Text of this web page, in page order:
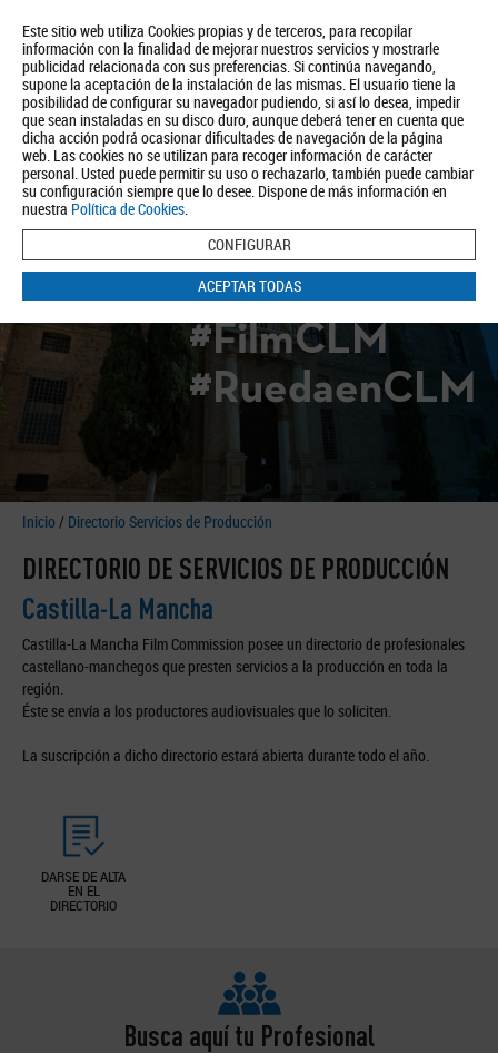
Este sitio web utiliza Cookies propias y de terceros, para recopilar
información con la finalidad de mejorar nuestros servicios y mostrarle
publicidad relacionada con sus preferencias. Si continúa navegando,
supone la aceptación de la instalación de las mismas. El usuario tiene la
posibilidad de configurar su navegador pudiendo, si así lo desea, impedir
que sean instaladas en su disco duro, aunque deberá tener en cuenta que
dicha acción podrá ocasionar dificultades de navegación de la página
web. Las cookies no se utilizan para recoger información de carácter
personal. Usted puede permitir su uso o rechazarlo, también puede cambiar
su configuración siempre que lo desee. Dispone de más información en
nuestra Política de Cookies.
CONFIGURAR
ACEPTAR TODAS
Quiénes somos Turismo Política de Privacidad Aviso Legal
Política de Cookies
BUSCAR
#FilmCLM
#RuedaenCLM
Inicio / Directorio Servicios de Producción
DIRECTORIO DE SERVICIOS DE PRODUCCIÓN
Castilla-La Mancha
Castilla-La Mancha Film Commission posee un directorio de profesionales
castellano-manchegos que presten servicios a la producción en toda la
región.
Éste se envía a los productores audiovisuales que lo soliciten.
La suscripción a dicho directorio estará abierta durante todo el año.
DARSE DE ALTA
EN EL
DIRECTORIO
Busca aquí tu Profesional